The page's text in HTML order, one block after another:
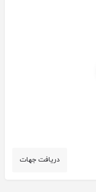
دریافت جهات